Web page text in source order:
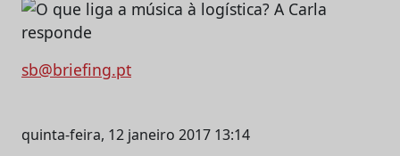
sb@briefing.pt
quinta-feira, 12 janeiro 2017 13:14